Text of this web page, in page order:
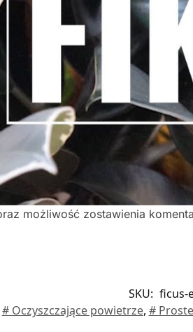
możliwość zostawienia
SKU: ficus-
# Oczyszczające powietrze, #